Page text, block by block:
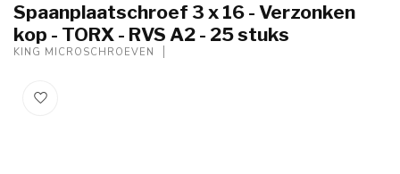
Spaanplaatschroef 3 x 16 - Verzonken
kop - TORX - RVS A2 - 25 stuks
KING MICROSCHROEVEN